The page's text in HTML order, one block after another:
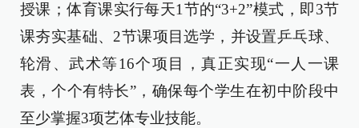
授课；体育课实行每天1节的“3+2”模式，即3节
课夯实基础、2节课项目选学，并设置乒乓球、
轮滑、武术等16个项目，真正实现“一人一课
表，个个有特长”，确保每个学生在初中阶段中
至少掌握3项艺体专业技能。